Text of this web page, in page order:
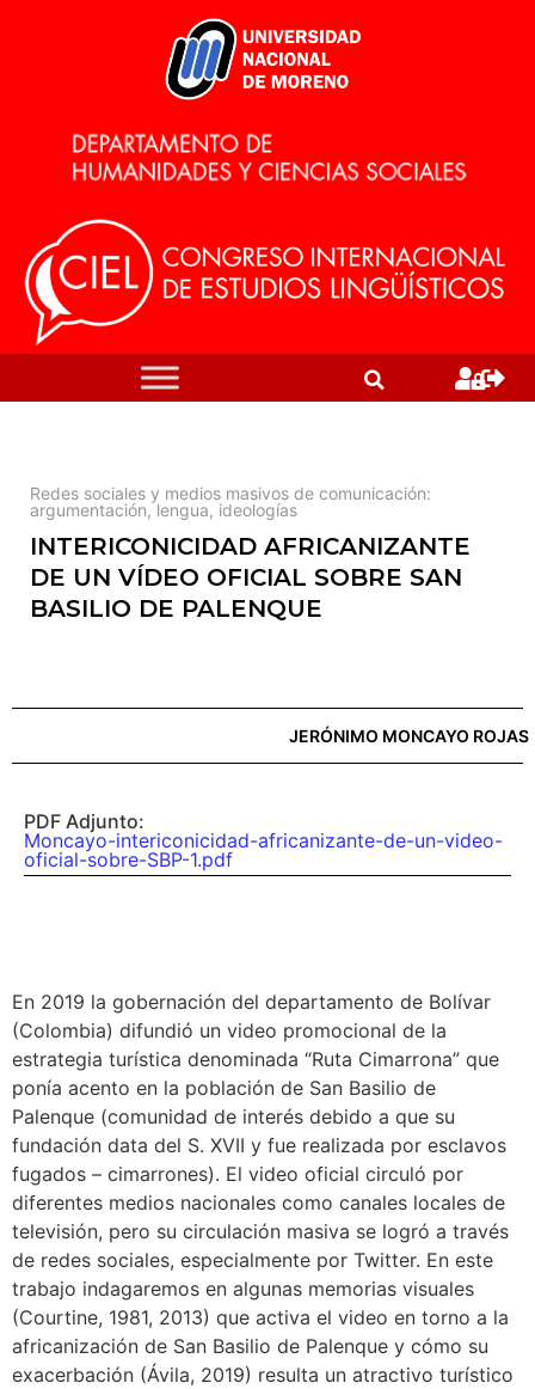
Redes sociales y medios masivos de comunicación:
argumentación, lengua, ideologías
INTERICONICIDAD AFRICANIZANTE
DE UN VÍDEO OFICIAL SOBRE SAN
BASILIO DE PALENQUE
JERÓNIMO MONCAYO ROJAS
PDF Adjunto:
Moncayo-intericonicidad-africanizante-de-un-video-
oficial-sobre-SBP-1.pdf
En 2019 la gobernación del departamento de Bolívar
(Colombia) difundió un video promocional de la
estrategia turística denominada “Ruta Cimarrona” que
ponía acento en la población de San Basilio de
Palenque (comunidad de interés debido a que su
fundación data del S. XVII y fue realizada por esclavos
fugados – cimarrones). El video oficial circuló por
diferentes medios nacionales como canales locales de
televisión, pero su circulación masiva se logró a través
de redes sociales, especialmente por Twitter. En este
trabajo indagaremos en algunas memorias visuales
(Courtine, 1981, 2013) que activa el video en torno a la
africanización de San Basilio de Palenque y cómo su
exacerbación (Ávila, 2019) resulta un atractivo turístico